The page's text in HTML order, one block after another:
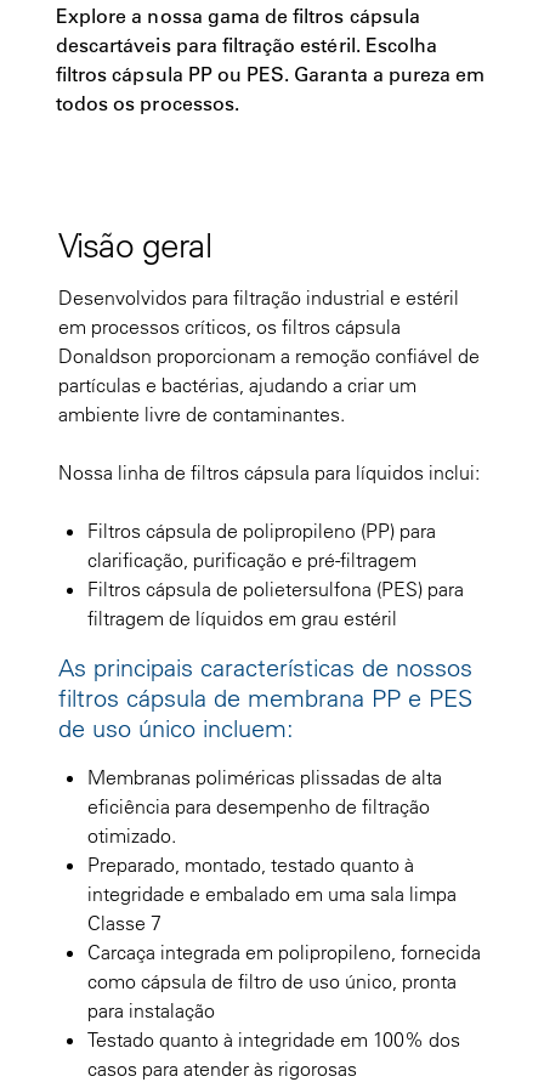
Explore a nossa gama de filtros cápsula
descartáveis para filtração estéril. Escolha
filtros cápsula PP ou PES. Garanta a pureza em
todos os processos.
Visão geral
Desenvolvidos para filtração industrial e estéril
em processos críticos, os filtros cápsula
Donaldson proporcionam a remoção confiável de
partículas e bactérias, ajudando a criar um
ambiente livre de contaminantes.
Nossa linha de filtros cápsula para líquidos inclui:
Filtros cápsula de polipropileno (PP) para
clarificação, purificação e pré-filtragem
Filtros cápsula de polietersulfona (PES) para
filtragem de líquidos em grau estéril
As principais características de nossos
filtros cápsula de membrana PP e PES
de uso único incluem:
Membranas poliméricas plissadas de alta
eficiência para desempenho de filtração
otimizado.
Preparado, montado, testado quanto à
integridade e embalado em uma sala limpa
Classe 7
Carcaça integrada em polipropileno, fornecida
como cápsula de filtro de uso único, pronta
para instalação
Testado quanto à integridade em 100% dos
casos para atender às rigorosas